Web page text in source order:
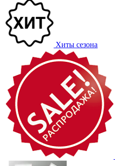
Хиты сезона